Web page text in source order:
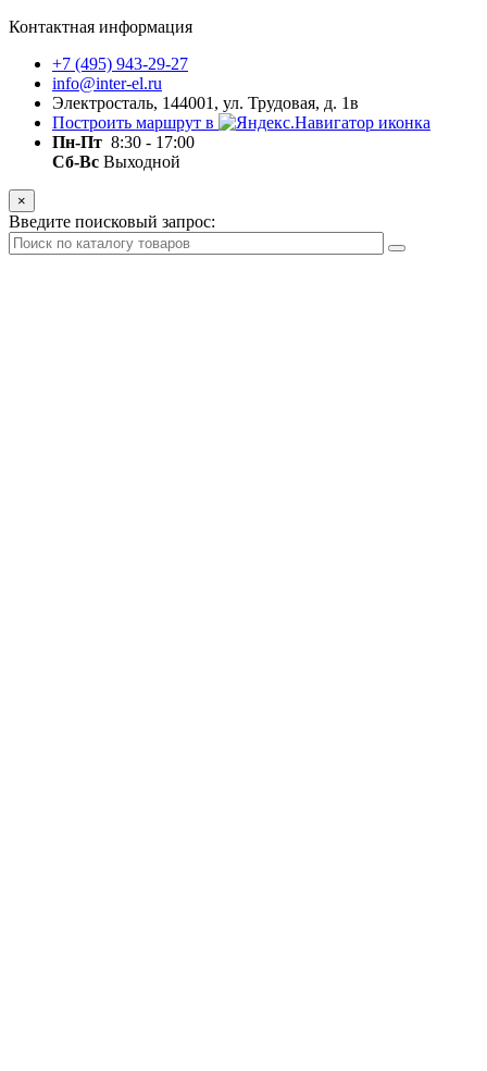
Контактная информация
+7 (495) 943-29-27
info@inter-el.ru
Электросталь, 144001, ул. Трудовая, д. 1в
Построить маршрут в
Пн-Пт 8:30 - 17:00
Сб-Вс Выходной
×
Введите поисковый запрос: